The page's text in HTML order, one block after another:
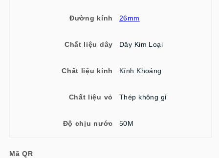
Đường kính 26mm
Chất liệu dây Dây Kim Loại
Chất liệu kính Kính Khoáng
Chất liệu vỏ Thép không gỉ
Độ chịu nước 50M
Mã QR